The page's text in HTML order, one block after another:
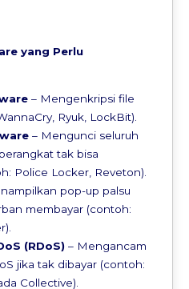
yang Perlu
– Mengenkripsi file
Ryuk, LockBit).
– Mengunci seluruh
tak bisa
Police Locker, Reveton).
pop-up palsu
membayar (contoh:
(RDoS) – Mengancam
jika tak dibayar (contoh:
Collective).